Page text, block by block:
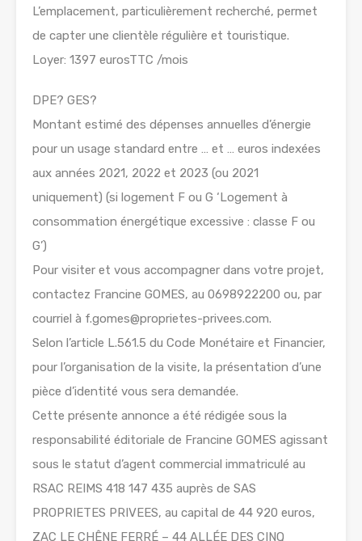
L’emplacement, particulièrement recherché, permet
de capter une clientèle régulière et touristique.
Loyer: 1397 eurosTTC /mois
DPE? GES?
Montant estimé des dépenses annuelles d’énergie
pour un usage standard entre … et … euros indexées
aux années 2021, 2022 et 2023 (ou 2021
uniquement) (si logement F ou G ‘Logement à
consommation énergétique excessive : classe F ou
G’)
Pour visiter et vous accompagner dans votre projet,
contactez Francine GOMES, au 0698922200 ou, par
courriel à f.gomes@proprietes-privees.com.
Selon l’article L.561.5 du Code Monétaire et Financier,
pour l’organisation de la visite, la présentation d’une
pièce d’identité vous sera demandée.
Cette présente annonce a été rédigée sous la
responsabilité éditoriale de Francine GOMES agissant
sous le statut d’agent commercial immatriculé au
RSAC REIMS 418 147 435 auprès de SAS
PROPRIETES PRIVEES, au capital de 44 920 euros,
ZAC LE CHÊNE FERRÉ – 44 ALLÉE DES CINQ